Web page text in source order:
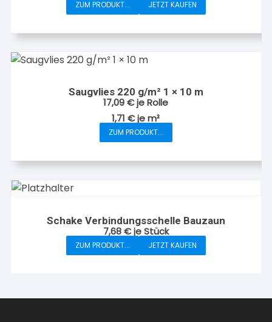
ZUM PRODUKT... JETZT KAUFEN
Saugvlies 220 g/m² 1 × 10 m
17,09€je Rolle
1,71€jem²
ZUM PRODUKT...
Schake Verbindungsschelle Bauzaun
7,68€je Stück
ZUM PRODUKT... JETZT KAUFEN